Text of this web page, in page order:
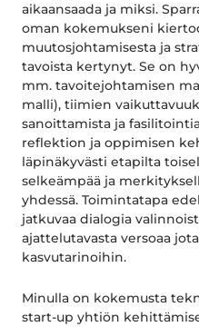
aikaansaada ja miksi.
oman kokemukseni
muutosjohtamisesta ja
tavoista kertynyt. Se on
mm. tavoitejohtamisen
malli), tiimien
sanoittamista ja
reflektion ja oppimisen
läpinäkyvästi etapilta
selkeämpää ja
yhdessä. Toimintatapa
jatkuvaa dialogia
ajattelutavasta versoaa
kasvutarinoihin.
Minulla on kokemusta
start-up yhtiön